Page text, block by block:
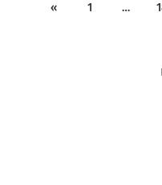
« 1 …